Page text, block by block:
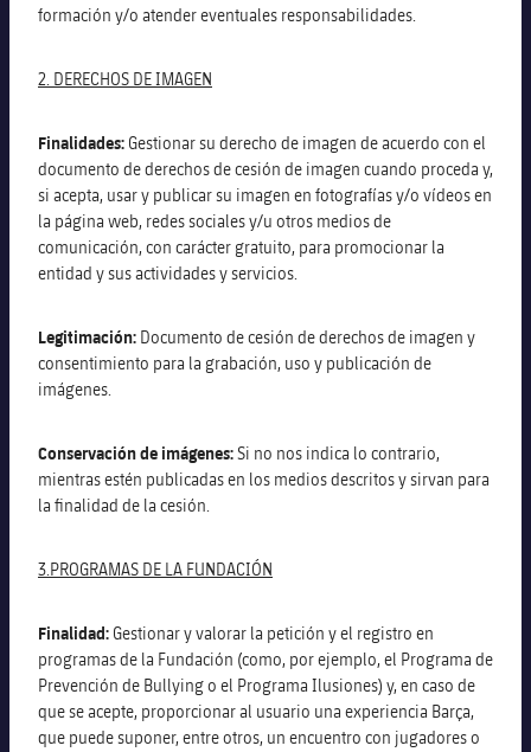
formación y/o atender eventuales responsabilidades.
2. DERECHOS DE IMAGEN
Finalidades: Gestionar su derecho de imagen de acuerdo con el
documento de derechos de cesión de imagen cuando proceda y,
si acepta, usar y publicar su imagen en fotografías y/o vídeos en
la página web, redes sociales y/u otros medios de
comunicación, con carácter gratuito, para promocionar la
entidad y sus actividades y servicios.
Legitimación: Documento de cesión de derechos de imagen y
consentimiento para la grabación, uso y publicación de
imágenes.
Conservación de imágenes:Si no nos indica lo contrario,
mientras estén publicadas en los medios descritos y sirvan para
la finalidad de la cesión.
3.PROGRAMAS DE LA FUNDACIÓN
Finalidad: Gestionar y valorar la petición y el registro en
programas de la Fundación (como, por ejemplo, el Programa de
Prevención de Bullying o el Programa Ilusiones) y, en caso de
que se acepte, proporcionar al usuario una experiencia Barça,
que puede suponer, entre otros, un encuentro con jugadores o